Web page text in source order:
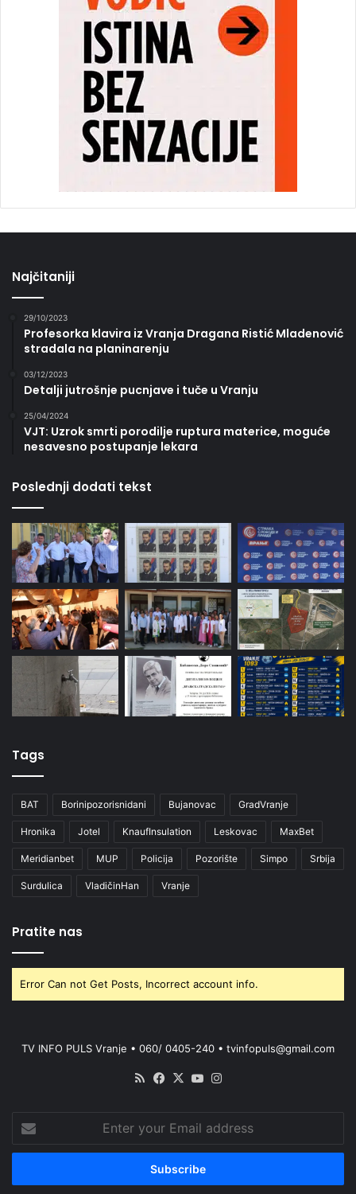
Najčitaniji
29/10/2023
Profesorka klavira iz Vranja Dragana Ristić Mladenović
stradala na planinarenju
03/12/2023
Detalji jutrošnje pucnjave i tuče u Vranju
25/04/2024
VJT: Uzrok smrti porodilje ruptura materice, moguće
nesavesno postupanje lekara
Poslednji dodati tekst
Tags
BAT Borinipozorisnidani Bujanovac GradVranje
Hronika Jotel KnaufInsulation Leskovac MaxBet
Meridianbet MUP Policija Pozorište Simpo Srbija
Surdulica VladičinHan Vranje
Pratite nas
Error Can not Get Posts, Incorrect account info.
TV INFO PULS Vranje • 060/ 0405-240 • tvinfopuls@gmail.com
RSS Facebook
X YouTube
your
Email